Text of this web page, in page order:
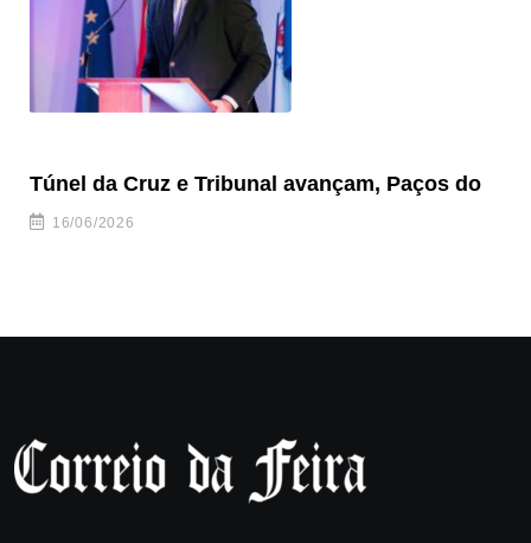
Túnel da Cruz e Tribunal avançam, Paços do
16/06/2026